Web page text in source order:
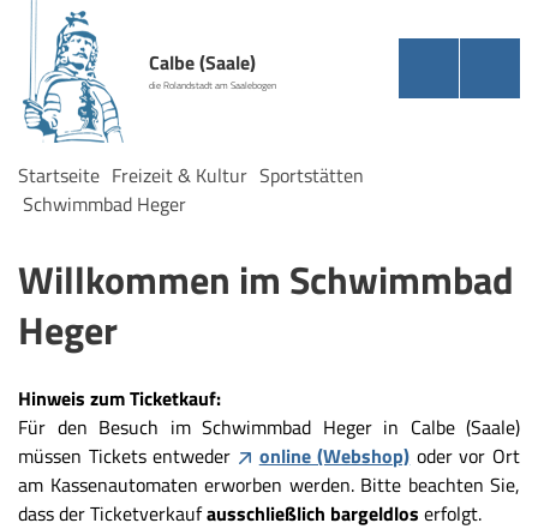
Calbe (Saale)
die Rolandstadt am Saalebogen
Startseite Freizeit & Kultur Sportstätten
Schwimmbad Heger
Willkommen im Schwimmbad
Heger
Hinweis zum Ticketkauf:
Für den Besuch im Schwimmbad Heger in Calbe (Saale)
müssen Tickets entweder
online (Webshop) oder vor Ort
am Kassenautomaten erworben werden. Bitte beachten Sie,
dass der Ticketverkaufausschließlich bargeldlos erfolgt.